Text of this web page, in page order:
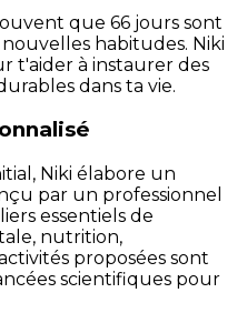
que 66 jours sont
habitudes. Niki
t'aider à instaurer des
dans ta vie.
Niki élabore un
par un professionnel
essentiels de
nutrition,
proposées sont
scientifiques pour